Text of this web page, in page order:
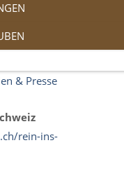
& Presse
rein-ins-